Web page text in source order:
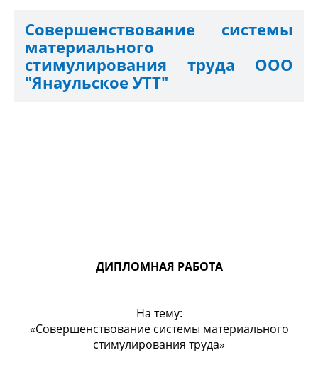
Совершенствование системы
материального
стимулирования труда ООО
"Янаульское УТТ"
ДИПЛОМНАЯ РАБОТА
На тему:
«Совершенствование системы материального
стимулирования труда»